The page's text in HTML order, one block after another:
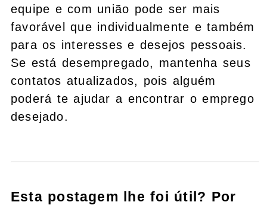
equipe e com união pode ser mais
favorável que individualmente e também
para os interesses e desejos pessoais.
Se está desempregado, mantenha seus
contatos atualizados, pois alguém
poderá te ajudar a encontrar o emprego
desejado.
Esta postagem lhe foi útil? Por